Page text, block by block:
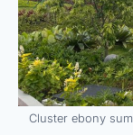
Cluster ebony